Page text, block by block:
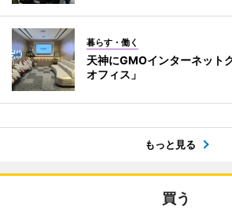
暮らす・働く
天神にGMOインターネット
オフィス」
もっと見る
買う